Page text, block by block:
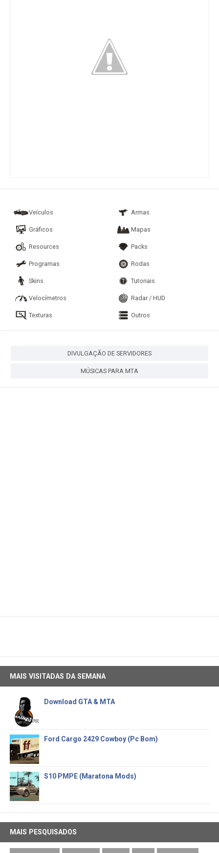
Veículos Armas
Gráficos Mapas
Resources Packs
Programas Rodas
Skins Tutoriais
Velocímetros Radar / HUD
Texturas Outros
DIVULGAÇÃO DE SERVIDORES
MÚSICAS PARA MTA
MAIS VISITADAS DA SEMANA
Download GTA & MTA
Ford Cargo 2429 Cowboy (Pc Bom)
S10 PMPE (Maratona Mods)
MAIS PESQUISADOS